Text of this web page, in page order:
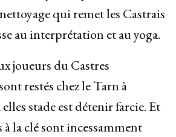
qui remet les Castrais
au interprétation et au yoga.
joueurs du Castres
restés chez le Tarn à
stade est détenir farcie. Et
à la clé sont incessamment